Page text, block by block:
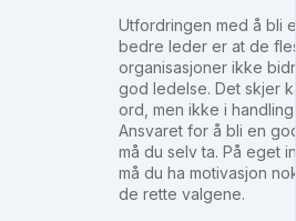
Utfordringen med å bli
bedre leder er at de
organisasjoner ikke
god ledelse. Det skjer
ord, men ikke i handling.
Ansvaret for å bli en
må du selv ta. På eget
må du ha motivasjon
de rette valgene.